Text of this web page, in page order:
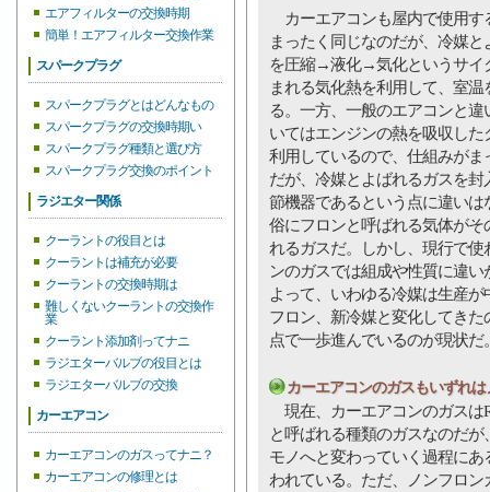
エアフィルターの交換時期
簡単！エアフィルター交換作業
スパークプラグ
スパークプラグとはどんなもの
スパークプラグの交換時期い
スパークプラグ種類と選び方
スパークプラグ交換のポイント
ラジエター関係
クーラントの役目とは
クーラントは補充が必要
クーラントの交換時期は
難しくないクーラントの交換作
業
クーラント添加剤ってナニ
ラジエターバルブの役目とは
ラジエターバルブの交換
カーエアコン
カーエアコンのガスってナニ？
カーエアコンの修理とは
カーエアコンも屋内で使用す
まったく同じなのだが、冷媒と
を圧縮→液化→気化というサイ
まれる気化熱を利用して、室温
る。一方、一般のエアコンと違
いてはエンジンの熱を吸収した
利用しているので、仕組みがま
だが、冷媒とよばれるガスを封
節機器であるという点に違いは
俗にフロンと呼ばれる気体が
れるガスだ。しかし、現行で
ンのガスでは組成や性質に違
よって、いわゆる冷媒は生産
フロン、新冷媒と変化してき
点で一歩進んでいるのが現状だ
カーエアコンのガスもいずれ
現在、カーエアコンのガスは
と呼ばれる種類のガスなのだ
モノへと変わっていく過程に
われている。ただ、ノンフロ